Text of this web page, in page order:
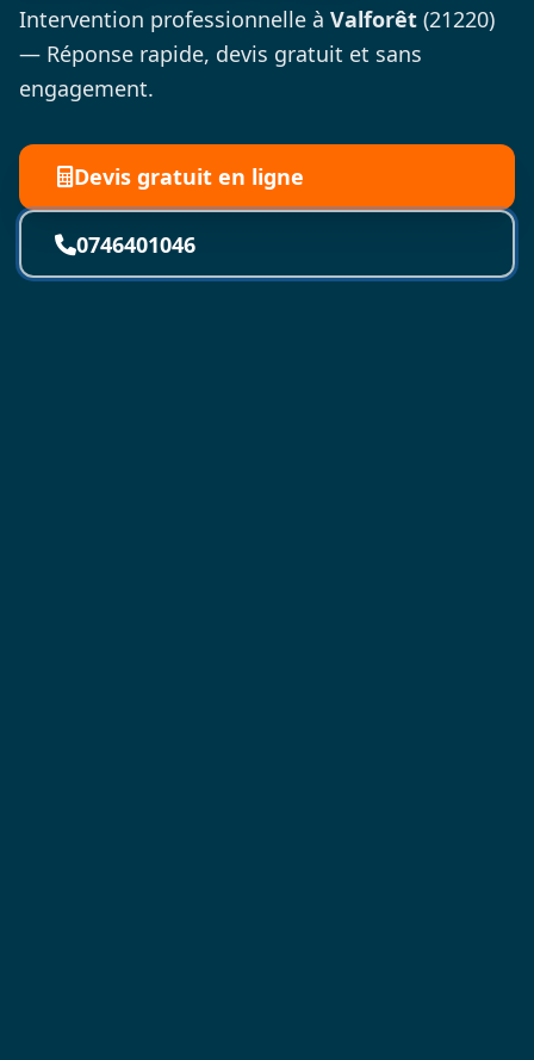
Intervention professionnelle à Valforêt (21220)
— Réponse rapide, devis gratuit et sans
engagement.
Devis gratuit en ligne
0746401046